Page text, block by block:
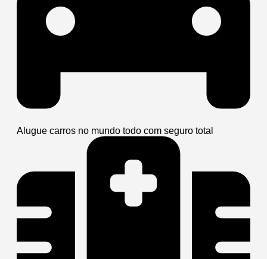
Alugue carros no mundo todo com seguro total